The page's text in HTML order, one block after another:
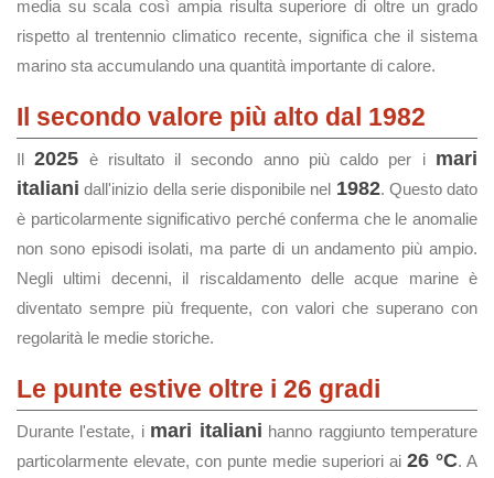
media su scala così ampia risulta superiore di oltre un grado
rispetto al trentennio climatico recente, significa che il sistema
marino sta accumulando una quantità importante di calore.
Il secondo valore più alto dal 1982
Il2025 è risultato il secondo anno più caldo per i mari
italiani dall'inizio della serie disponibile nel 1982. Questo dato
è particolarmente significativo perché conferma che le anomalie
non sono episodi isolati, ma parte di un andamento più ampio.
Negli ultimi decenni, il riscaldamento delle acque marine è
diventato sempre più frequente, con valori che superano con
regolarità le medie storiche.
Le punte estive oltre i 26 gradi
Durante l'estate, i mari italiani hanno raggiunto temperature
particolarmente elevate, con punte medie superiori ai 26 °C. A